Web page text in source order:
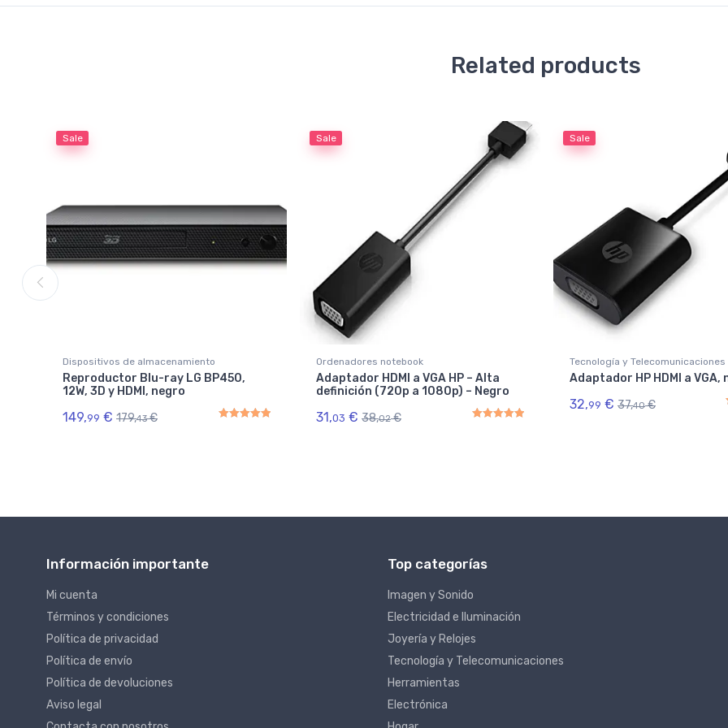
Related products
Sale
Dispositivos de almacenamiento
Reproductor Blu-ray LG BP450,
12W, 3D y HDMI, negro
149,99 € 179,43 €
Sale
Ordenadores notebook
Adaptador HDMI a VGA HP – Alta
definición (720p a 1080p) – Negro
31,03 € 38,02 €
Sale
Tecnología y Telecomunicaciones
Adaptador HP HDMI a VGA,
32,99 € 37,40 €
Información importante
Mi cuenta
Términos y condiciones
Política de privacidad
Política de envío
Política de devoluciones
Aviso legal
Top categorías
Imagen y Sonido
Electricidad e Iluminación
Joyería y Relojes
Tecnología y Telecomunicaciones
Herramientas
Electrónica